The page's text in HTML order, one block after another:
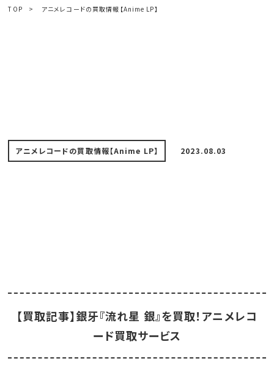
TOP > アニメレコードの買取情報【Anime LP】
アニメレコードの買取情報【Anime LP】 2023.08.03
【買取記事】銀牙『流れ星 銀』を買取！アニメレコ
ード買取サービス